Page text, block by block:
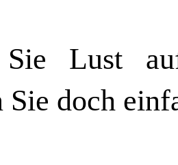
Lust
Sie doch